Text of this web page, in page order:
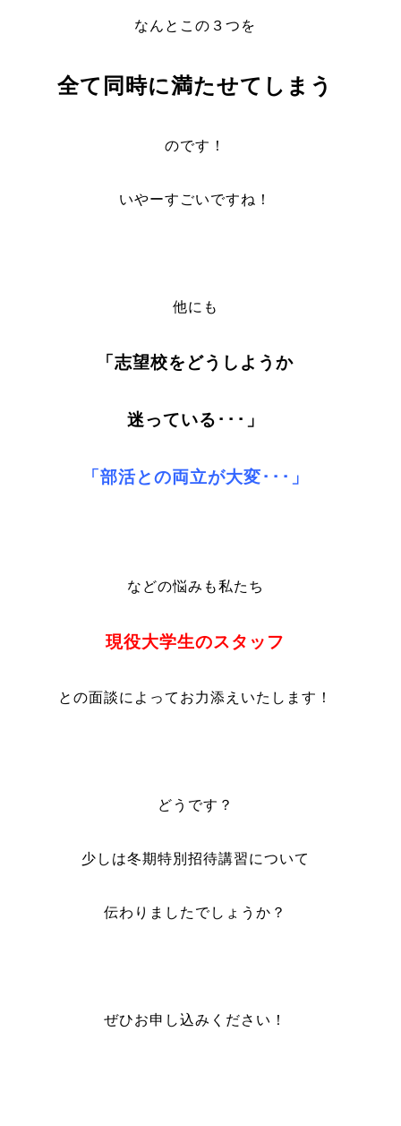
なんとこの３つを
全て同時に満たせてしまう
のです！
いやーすごいですね！
他にも
「志望校をどうしようか
迷っている･･･」
「部活との両立が大変･･･」
などの悩みも私たち
現役大学生のスタッフ
との面談によってお力添えいたします！
どうです？
少しは冬期特別招待講習について
伝わりましたでしょうか？
ぜひお申し込みください！